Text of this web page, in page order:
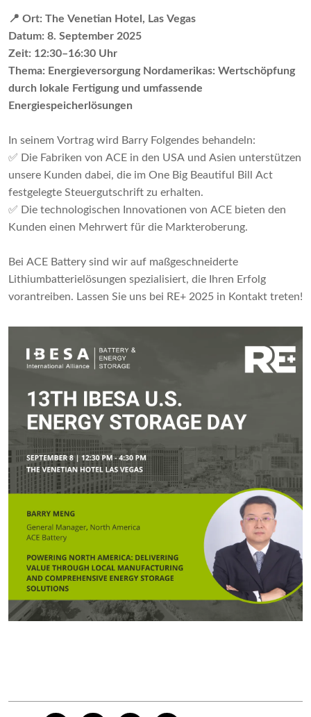
📍 Ort: The Venetian Hotel, Las Vegas
Datum: 8. September 2025
Zeit: 12:30–16:30 Uhr
Thema: Energieversorgung Nordamerikas: Wertschöpfung
durch lokale Fertigung und umfassende
Energiespeicherlösungen
In seinem Vortrag wird Barry Folgendes behandeln:
✅ Die Fabriken von ACE in den USA und Asien unterstützen
unsere Kunden dabei, die im One Big Beautiful Bill Act
festgelegte Steuergutschrift zu erhalten.
✅ Die technologischen Innovationen von ACE bieten den
Kunden einen Mehrwert für die Markteroberung.
Bei ACE Battery sind wir auf maßgeschneiderte
Lithiumbatterielösungen spezialisiert, die Ihren Erfolg
vorantreiben. Lassen Sie uns bei RE+ 2025 in Kontakt treten!